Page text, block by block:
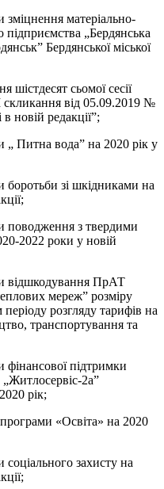
матеріально-
підприємства „Бердянська
Бердянської міської
шістдесят сьомої сесії
скликання від 05.09.2019 №
новій редакції”;
Питна вода” на 2020 рік у
зі шкідниками на
поводження з твердими
2022 роки у новій
відшкодування ПрАТ
мереж” розміру
розгляду тарифів на
транспортування та
підтримки
2а”
рік;
«Освіта» на 2020
захисту на